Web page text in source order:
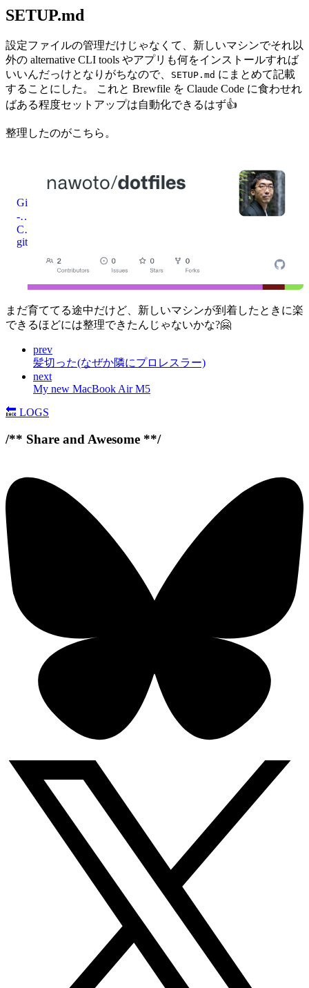
SETUP.md
設定ファイルの管理だけじゃなくて、新しいマシンでそれ以
外の alternative CLI tools やアプリも何をインストールすれば
いいんだっけとなりがちなので、
SETUP.md にまとめて記載
することにした。 これと Brewfile を Claude Code に食わせれ
ばある程度セットアップは自動化できるはず👍
整理したのがこちら。
GitHub
-
nawoto/dotfiles
Contribute to nawoto/dotfiles development by creating an account on GitHub.
まだ育ててる途中だけど、新しいマシンが到着したときに楽
できるほどには整理できたんじゃないかな?🤗
prev
髪切った(なぜか隣にプロレスラー)
next
My new MacBook Air M5
🔙 LOGS
/** Share and Awesome **/